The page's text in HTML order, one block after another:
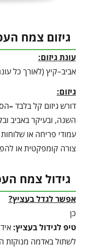
גיזום צמח
עונת גיזום:
אביב–קיץ (לאורך כל
גיזום:
דורש גיזום קל בלבד–
השנה, ובעיקר באביב
עמודי פריחה או
צורה קומפקטית או
גידול צמח
אפשר לגדל בעציץ?
כן
טיפ לגידול בעציץ:
לשתול באדמה מנוקזת